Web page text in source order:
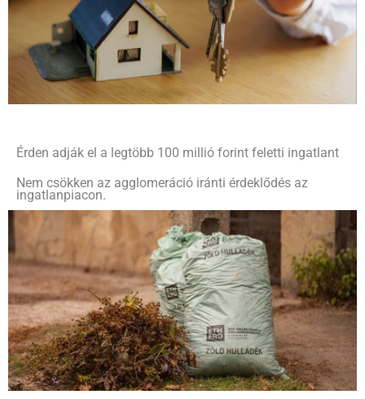
Érden adják el a legtöbb 100 millió forint feletti ingatlant
Nem csökken az agglomeráció iránti érdeklődés az
ingatlanpiacon.